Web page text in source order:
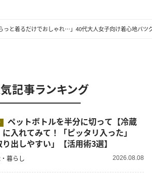
らっと着るだけでおしゃれ…」40代大人女子向け着心地バツ
記事ランキング
ペットボトルを半分に切って【冷蔵
入れてみて！「ピッタリ入った」
り出しやすい」【活用術3選】
暮らし 2026.08.08